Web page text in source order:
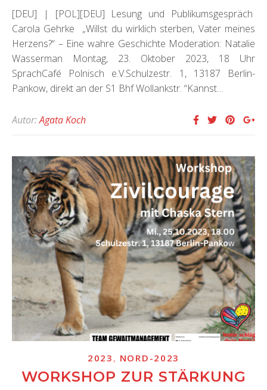
[DEU] | [POL][DEU] Lesung und Publikumsgespräch
Carola Gehrke „Willst du wirklich sterben, Vater meines
Herzens?“ – Eine wahre Geschichte Moderation: Natalie
Wasserman Montag, 23. Oktober 2023, 18 Uhr
SprachCafé Polnisch e.V.Schulzestr. 1, 13187 Berlin-
Pankow, direkt an der S1 Bhf Wollankstr. “Kannst…
Autor:Agata Koch
2023 , NORD-2023
WORKSHOP ZUR STÄRKUNG